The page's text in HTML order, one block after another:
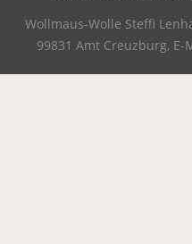
Wollmaus-Wolle Steffi
99831 Amt Creuzburg,